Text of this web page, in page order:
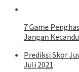
7 Game
Jangan
Prediksi Skor
Juli 2021